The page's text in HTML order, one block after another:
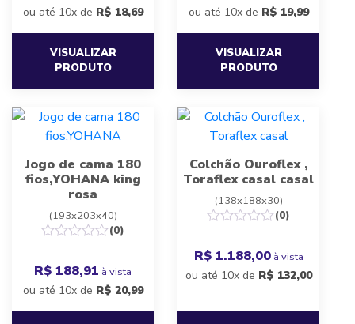
ou até 10x de R$ 18,69
VISUALIZAR
PRODUTO
ou até 10x de R$ 19,99
VISUALIZAR
PRODUTO
Jogo de cama 180
fios,YOHANA king
rosa
(193x203x40)
(0)
R$ 188,91 à vista
ou até 10x de R$ 20,99
Colchão Ouroflex ,
Toraflex casal casal
(138x188x30)
(0)
R$ 1.188,00à vista
ou até 10x de R$ 132,00